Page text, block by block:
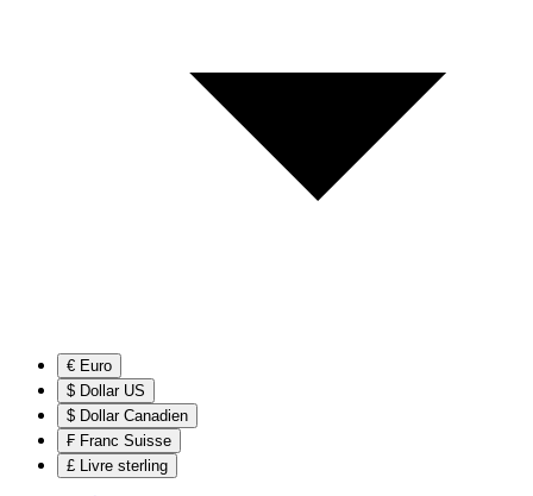
€ Euro
$ Dollar US
$ Dollar Canadien
₣ Franc Suisse
£ Livre sterling